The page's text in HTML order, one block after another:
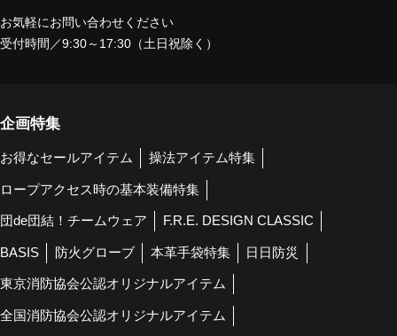
お気軽にお問い合わせください
受付時間／9:30～17:30（土日祝除く）
企画特集
お得なセールアイテム 操法アイテム特集
ロープアクセス時の基本装備特集
団de団結！チームウェア F.R.E. DESIGN CLASSIC
BASIS 防火グローブ 本革手袋特集 日日防災
東京消防協会公認オリジナルアイテム
全国消防協会公認オリジナルアイテム